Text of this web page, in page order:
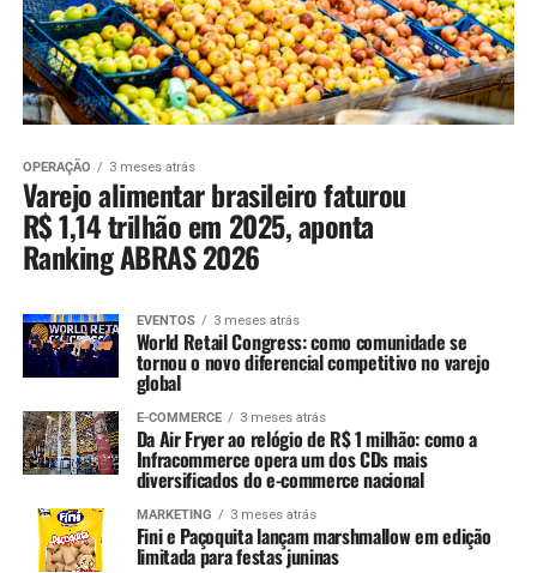
OPERAÇÃO 3 meses atrás
Varejo alimentar brasileiro faturou
R$ 1,14 trilhão em 2025, aponta
Ranking ABRAS 2026
EVENTOS 3 meses atrás
World Retail Congress: como comunidade se
tornou o novo diferencial competitivo no varejo
global
E-COMMERCE 3 meses atrás
Da Air Fryer ao relógio de R$ 1 milhão: como a
Infracommerce opera um dos CDs mais
diversificados do e-commerce nacional
MARKETING 3 meses atrás
Fini e Paçoquita lançam marshmallow em edição
limitada para festas juninas